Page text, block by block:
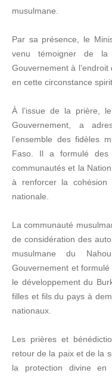
musulmane.
Par sa présence, le
venu témoigner de
Gouvernement à
en cette circonstance
À l’issue de la prière,
Gouvernement, a
l’ensemble des fidèles
Faso. Il a formulé des
communautés et la
à renforcer la cohésion
nationale.
La communauté
de considération des
musulmane du
Gouvernement et
le développement du
filles et fils du pays à
nationaux.
Les prières et
retour de la paix et de la
la protection divine